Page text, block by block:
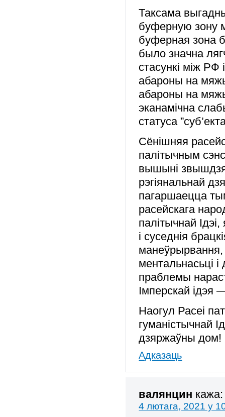
Таксама
буферную зону
буферная зона
было значна
стасункі між РФ
абароны на
абароны на
эканамічна
статуса
Сёнішняя
палітычным
вышыні
рэгіянальнай
пагаршаецца
расейскага
палітычнай
і суседнія
манеўрырвання,
ментальнасьці
праблемы
Імперскай ідэя
Наогул Расеі
гуманістычнай
дзяржаўны дом!
Адказаць
валянцин кажа:
4 лютага, 2021 у